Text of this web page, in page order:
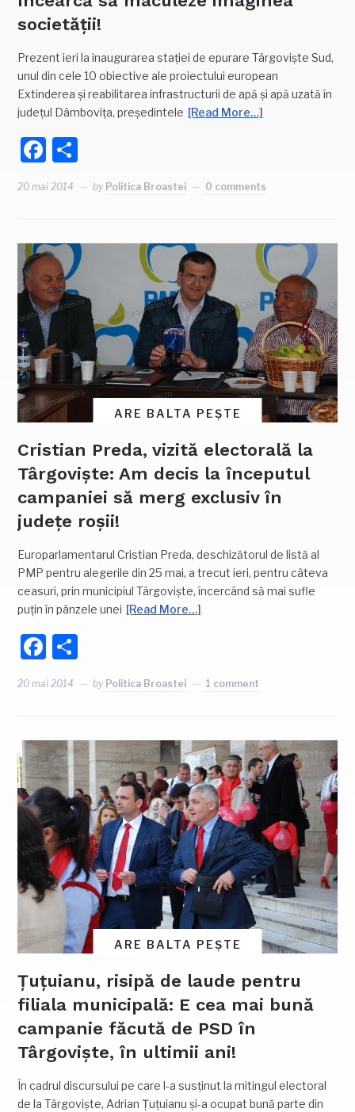
societății!
Prezent ieri la inaugurarea stației de epurare Târgoviște Sud,
unul din cele 10 obiective ale proiectului european
Extinderea și reabilitarea infrastructurii de apă și apă uzată în
județul Dâmbovița, președintele [Read More…]
Facebook
20 mai 2014 by Politica Broastei 0 comments
ARE BALTA PEȘTE
Cristian Preda, vizită electorală la
Târgoviște: Am decis la începutul
campaniei să merg exclusiv în
județe roșii!
Europarlamentarul Cristian Preda, deschizătorul de listă al
PMP pentru alegerile din 25 mai, a trecut ieri, pentru câteva
ceasuri, prin municipiul Târgoviște, încercând să mai sufle
puțin în pânzele unei [Read More…]
Facebook
20 mai 2014 by Politica Broastei 1 comment
ARE BALTA PEȘTE
Țuțuianu, risipă de laude pentru
filiala municipală: E cea mai bună
campanie făcută de PSD în
Târgoviște, în ultimii ani!
În cadrul discursului pe care l-a susținut la mitingul electoral
de la Târgoviște, Adrian Țuțuianu și-a ocupat bună parte din